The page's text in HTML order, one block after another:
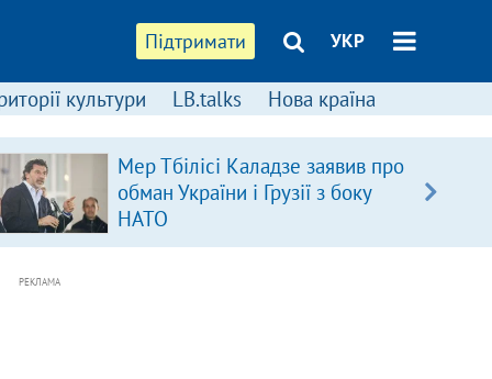
Підтримати УКР
культури LB.talks Нова країна
Мер Тбілісі Каладзе заявив про
обман України і Грузії з боку
НАТО
РЕКЛАМА